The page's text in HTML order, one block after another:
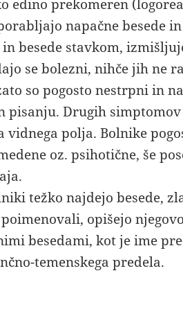
edino prekomeren
napačne besede
besede stavkom,
se bolezni, nihče jih ne
so pogosto nestrpni in
Drugih
vidnega polja. Bolnike
oz. psihotične, še
težko najdejo besede,
opišejo
besedami, kot je ime
temenskega predela.